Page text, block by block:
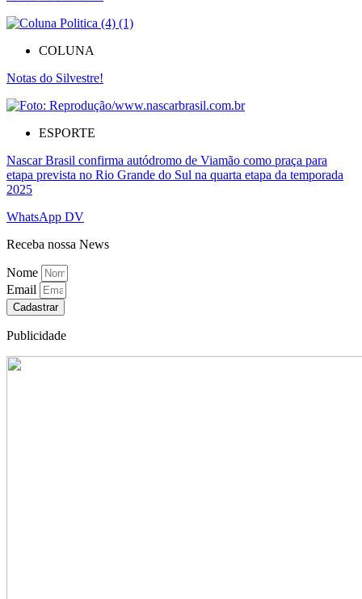
COLUNA
Notas do Silvestre!
ESPORTE
Nascar Brasil confirma autódromo de Viamão como praça para
etapa prevista no Rio Grande do Sul na quarta etapa da temporada
2025
WhatsApp DV
Receba nossa News
Nome
Email
Cadastrar
Publicidade